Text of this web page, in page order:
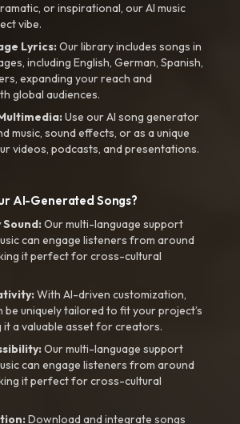
or inspirational, our AI music
vibe.
Lyrics:Our library includes songs in
including English, German, Spanish,
expanding your reach and
global audiences.
Use our AI song generator
music, sound effects, or as a unique
videos, podcasts, and presentations.
AI-Generated Songs?
Our multi-language support
can engage listeners from around
it perfect for cross-cultural
With AI-driven customization,
be uniquely tailored to fit your project’s
it a valuable asset for creators.
Our multi-language support
can engage listeners from around
it perfect for cross-cultural
Download and integrate songs